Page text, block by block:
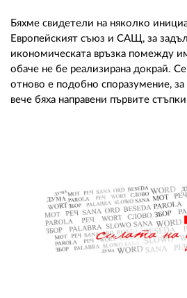
Бяхме свидетели на няколко
Европейският съюз и САЩ, за
икономическата връзка помежду
обаче не бе реализирана докрай.
отново е подобно споразумение,
вече бяха направени първите